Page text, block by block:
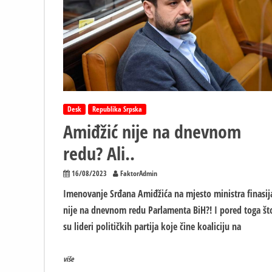
jedine
moguće
Desk Republika Srpska
Amiđžić nije na dnevnom
redu? Ali..
16/08/2023 FaktorAdmin
Imenovanje Srđana Amiđžića na mjesto ministra
nije na dnevnom redu Parlamenta BiH?! I pored toga
su lideri političkih partija koje čine koaliciju na
više